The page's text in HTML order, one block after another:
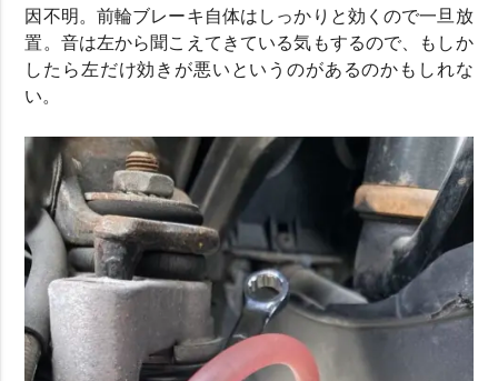
因不明。前輪ブレーキ自体はしっかりと効くので一旦放
置。音は左から聞こえてきている気もするので、もしか
したら左だけ効きが悪いというのがあるのかもしれな
い。